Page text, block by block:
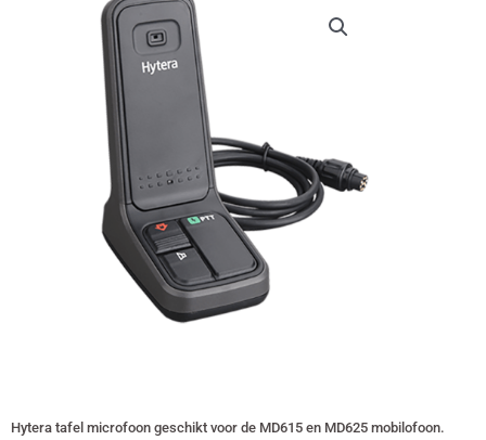
Hytera tafel microfoon geschikt voor de MD615 en MD625 mobilofoon.